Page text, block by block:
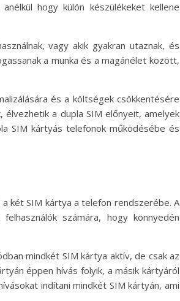
hogy külön készülékeket kellene
vagy akik gyakran utaznak, és
a munka és a magánélet között,
és a költségek csökkentésére
élvezhetik a dupla SIM előnyeit, amelyek
SIM kártyás telefonok működésébe és
két SIM kártya a telefon rendszerébe. A
számára, hogy könnyedén
mindkét SIM kártya aktív, de csak az
éppen hívás folyik, a másik kártyáról
indítani mindkét SIM kártyán, ami